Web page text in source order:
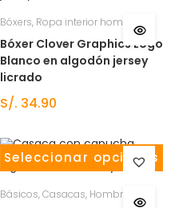
Bóxers, Ropa interior hombre
Bóxer Clover Graphics Logo
Blanco en algodón jersey
licrado
S/. 34.90
Seleccionar opciones
Básicos,Casacas, Hombre